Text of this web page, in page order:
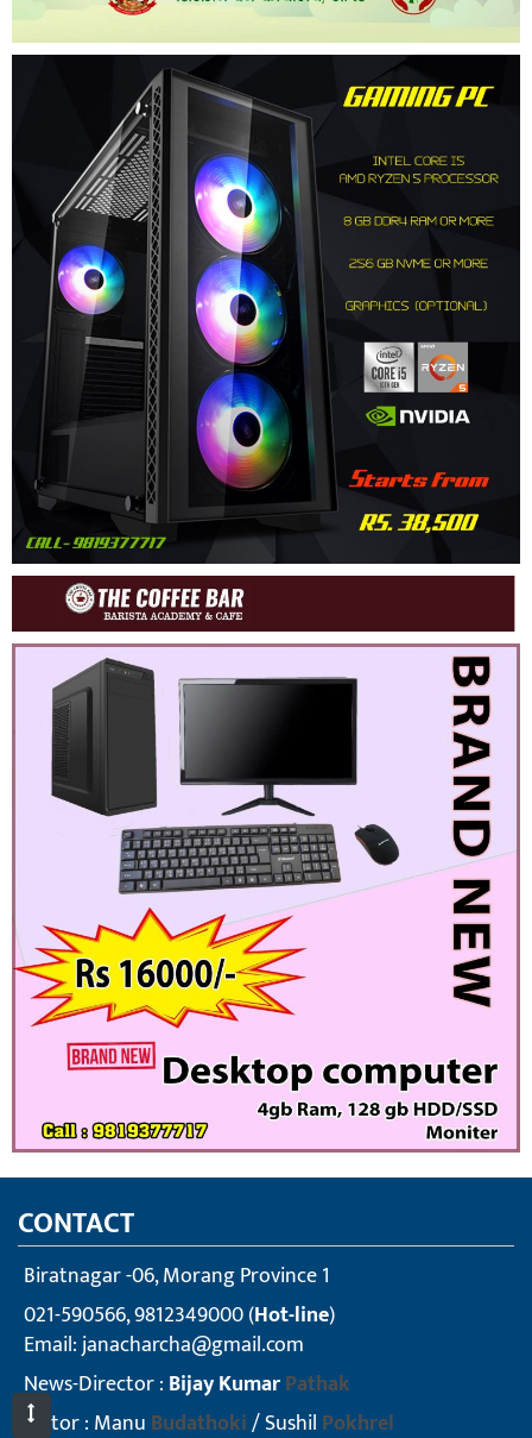
CONTACT
Biratnagar -06, Morang Province 1
021-590566, 9812349000 (Hot-line)
Email:janacharcha@gmail.com
News-Director : Bijay KumarPathak
Editor : Manu Budathoki/ Sushil Pokhrel